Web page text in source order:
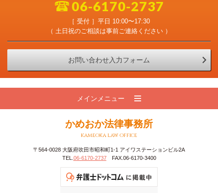
06-6170-2737
［ 受付 ］平日 10:00〜17:30
（ 土日祝のご相談は事前ご連絡ください ）
お問い合わせ入力フォーム
メインメニュー
かめおか法律事務所
kameoka law office
〒564-0028 大阪府吹田市昭和町1-1 アイワステーションビル2A
TEL. 06-6170-2737FAX.06-6170-3400